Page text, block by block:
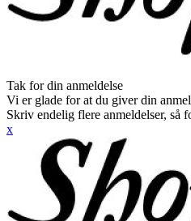
Tak for din anmeldelse
Vi er glade for at du giver din
Skriv endelig flere anmeldelser, så
x